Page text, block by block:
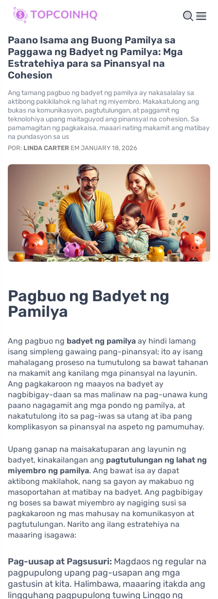
Paano Isama ang Buong Pamilya sa
Paggawa ng Badyet ng Pamilya: Mga
Estratehiya para sa Pinansyal na
Cohesion
Ang tamang pagbuo ng badyet ng pamilya ay nakasalalay sa
aktibong pakikilahok ng lahat ng miyembro. Makakatulong ang
bukas na komunikasyon, pagtutulungan, at paggamit ng
teknolohiya upang maitaguyod ang pinansyal na cohesion. Sa
pamamagitan ng pagkakaisa, maaari nating makamit ang matibay
na pundasyon sa us
POR: LINDA CARTER EM JANUARY 18, 2026
Pagbuo ng Badyet ng
Pamilya
Ang pagbuo ng badyet ng pamilya ay hindi lamang
isang simpleng gawaing pang-pinansyal; ito ay isang
mahalagang proseso na tumutulong sa bawat tahanan
na makamit ang kanilang mga pinansyal na layunin.
Ang pagkakaroon ng maayos na badyet ay
nagbibigay-daan sa mas malinaw na pag-unawa kung
paano nagagamit ang mga pondo ng pamilya, at
nakatutulong ito sa pag-iwas sa utang at iba pang
komplikasyon sa pinansyal na aspeto ng pamumuhay.
Upang ganap na maisakatuparan ang layunin ng
badyet, kinakailangan ang pagtutulungan ng lahat ng
miyembro ng pamilya. Ang bawat isa ay dapat
aktibong makilahok, nang sa gayon ay makabuo ng
masoportahan at matibay na badyet. Ang pagbibigay
ng boses sa bawat miyembro ay nagiging susi sa
pagkakaroon ng mas mahusay na komunikasyon at
pagtutulungan. Narito ang ilang estratehiya na
maaaring isagawa:
Pag-uusap at Pagsusuri: Magdaos ng regular na
pagpupulong upang pag-usapan ang mga
gastusin at kita. Halimbawa, maaaring itakda ang
lingguhang pagpupulong tuwing Linggo ng